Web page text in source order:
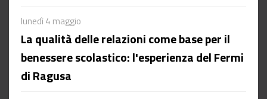
lunedì 4 maggio
La qualità delle relazioni come base per il
benessere scolastico: l'esperienza del Fermi
di Ragusa